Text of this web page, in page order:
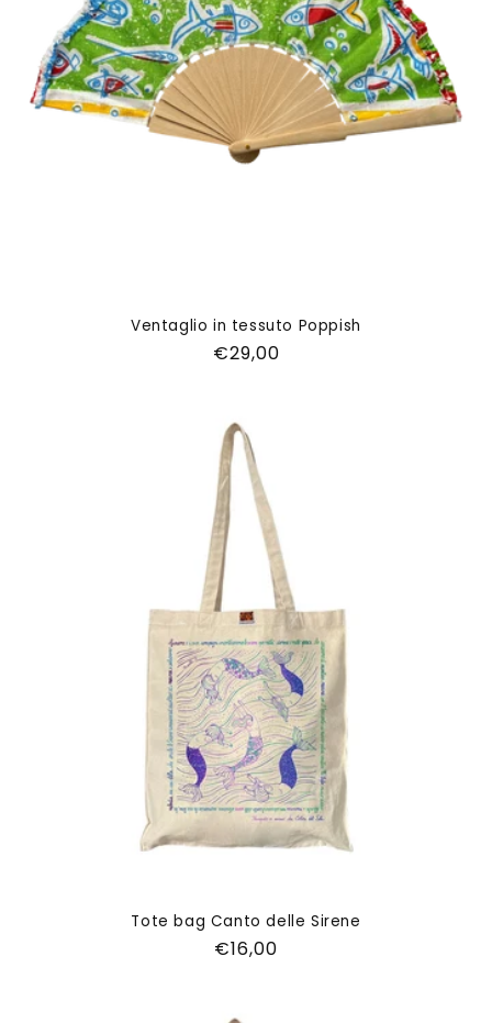
Ventaglio in tessuto Poppish
Prezzo
€29,00
Tote bag Canto delle Sirene
Prezzo
€16,00